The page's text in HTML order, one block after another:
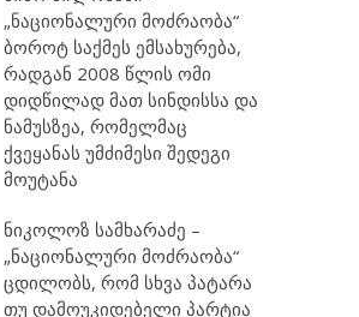
„ნაციონალური მოძრაობა“
ბოროტ საქმეს ემსახურება,
რადგან 2008 წლის ომი
დიდწილად მათ სინდისსა და
ნამუსზეა, რომელმაც
ქვეყანას უმძიმესი შედეგი
მოუტანა
ნიკოლოზ სამხარაძე –
„ნაციონალური მოძრაობა“
ცდილობს, რომ სხვა პატარა
თუ დამოუკიდებელი პარტია